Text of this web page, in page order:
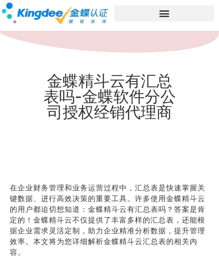
金蝶精斗云有汇总
表吗-金蝶软件分公
司授权经销代理商
在企业财务管理和业务运营过程中，汇总表是快速掌握关
键数据、进行高效决策的重要工具。许多使用金蝶精斗云
的用户都迫切想知道：金蝶精斗云有汇总表吗？答案是肯
定的！金蝶精斗云不仅提供了丰富多样的汇总表，还能根
据企业需求灵活定制，助力企业精准分析数据，提升管理
效率。本文将为您详细解析金蝶精斗云汇总表的相关内
容。